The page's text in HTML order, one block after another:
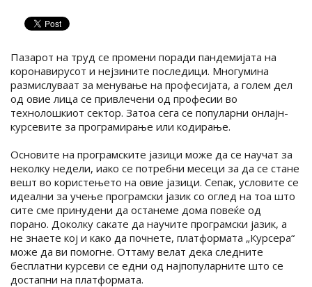
Пазарот на труд се промени поради пандемијата на
коронавирусот и нејзините последици. Многумина
размислуваат за менување на професијата, а голем дел
од овие лица се привлечени од професии во
технолошкиот сектор. Затоа сега се популарни онлајн-
курсевите за програмирање или кодирање.
Основите на програмските јазици може да се научат за
неколку недели, иако се потребни месеци за да се стане
вешт во користењето на овие јазици. Сепак, условите се
идеални за учење програмски јазик со оглед на тоа што
сите сме принудени да останеме дома повеќе од
порано. Доколку сакате да научите програмски јазик, а
не знаете кој и како да почнете, платформата „Курсера“
може да ви помогне. Оттаму велат дека следните
бесплатни курсеви се едни од најпопуларните што се
достапни на платформата.